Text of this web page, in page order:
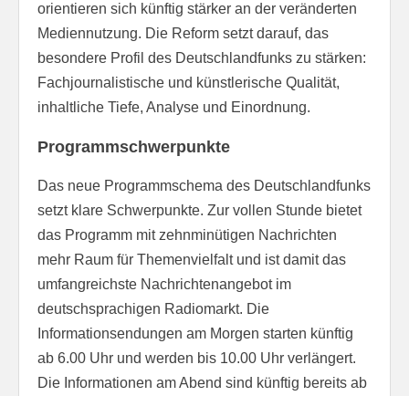
orientieren sich künftig stärker an der veränderten
Mediennutzung. Die Reform setzt darauf, das
besondere Profil des Deutschlandfunks zu stärken:
Fachjournalistische und künstlerische Qualität,
inhaltliche Tiefe, Analyse und Einordnung.
Programmschwerpunkte
Das neue Programmschema des Deutschlandfunks
setzt klare Schwerpunkte. Zur vollen Stunde bietet
das Programm mit zehnminütigen Nachrichten
mehr Raum für Themenvielfalt und ist damit das
umfangreichste Nachrichtenangebot im
deutschsprachigen Radiomarkt. Die
Informationsendungen am Morgen starten künftig
ab 6.00 Uhr und werden bis 10.00 Uhr verlängert.
Die Informationen am Abend sind künftig bereits ab